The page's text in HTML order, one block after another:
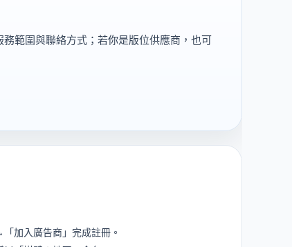
範圍與聯絡方式；若你是版位供應商，也可
加入廣告商」完成註冊。